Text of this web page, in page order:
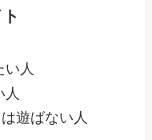
い人
遊ばない人